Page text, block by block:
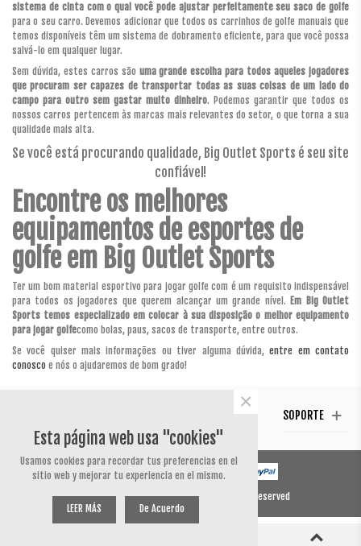
sistema de cinta com o qual você pode ajustar perfeitamente seu saco de golfe
para o seu carro. Devemos adicionar que todos os carrinhos de golfe manuais que
temos disponíveis têm um sistema de dobramento eficiente, para que você possa
salvá-lo em qualquer lugar.
Sem dúvida, estes carros são uma grande escolha para todos aqueles jogadores
que procuram ser capazes de transportar todas as suas coisas de um lado do
campo para outro sem gastar muito dinheiro. Podemos garantir que todos os
nossos carros pertencem às marcas mais relevantes do setor, o que torna a sua
qualidade mais alta.
Se você está procurando qualidade, Big Outlet Sports é seu site
confiável!
Encontre os melhores
equipamentos de esportes de
golfe em Big Outlet Sports
Ter um bom material esportivo para jogar golfe com é um requisito indispensável
para todos os jogadores que querem alcançar um grande nível. Em Big Outlet
Sports temos especializado em colocar à sua disposição o melhor equipamento
para jogar golfecomo bolas, paus, sacos de transporte, entre outros.
Se você quiser mais informações ou tiver alguma dúvida,entre em contato
conosco e nós o ajudaremos de bom grado!
SOPORTE
© 2020 Powered by Presta Shop™. All Rights Reserved
Esta página web usa "cookies"
Usamos cookies para recordar tus preferencias en el
sitio web y mejorar tu experiencia en el mismo.
LEER MÁS De Acuerdo
×